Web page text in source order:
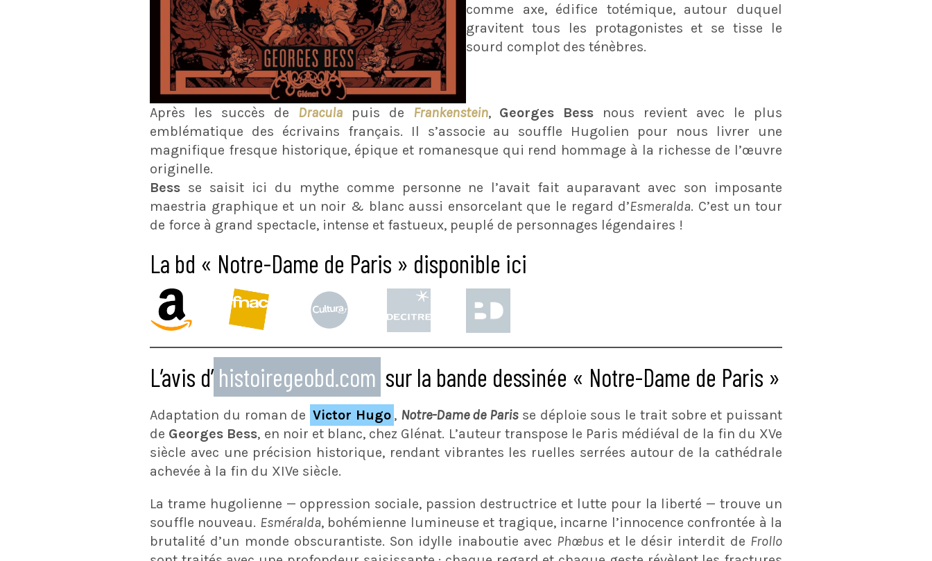
comme axe, édifice totémique, autour duquel
gravitent tous les protagonistes et se tisse le
sourd complot des ténèbres.
Après les succès de Dracula puis de Frankenstein, Georges Bess nous revient avec le plus
emblématique des écrivains français. Il s’associe au souffle Hugolien pour nous livrer une
magnifique fresque historique, épique et romanesque qui rend hommage à la richesse de l’œuvre
originelle.
Bess se saisit ici du mythe comme personne ne l’avait fait auparavant avec son imposante
maestria graphique et un noir & blanc aussi ensorcelant que le regard d’Esmeralda. C’est un tour
de force à grand spectacle, intense et fastueux, peuplé de personnages légendaires !
La bd « Notre-Dame de Paris » disponible ici
L’avis d’ histoiregeobd.com sur la bande dessinée « Notre-Dame de Paris »
Adaptation du roman de Victor Hugo , Notre-Dame de Parisse déploie sous le trait sobre et puissant
de Georges Bess, en noir et blanc, chez Glénat. L’auteur transpose le Paris médiéval de la fin du XVe
siècle avec une précision historique, rendant vibrantes les ruelles serrées autour de la cathédrale
achevée à la fin du XIVe siècle.
La trame hugolienne — oppression sociale, passion destructrice et lutte pour la liberté — trouve un
souffle nouveau. Esméralda, bohémienne lumineuse et tragique, incarne l’innocence confrontée à la
brutalité d’un monde obscurantiste. Son idylle inaboutie avec Phœbus et le désir interdit de Frollo